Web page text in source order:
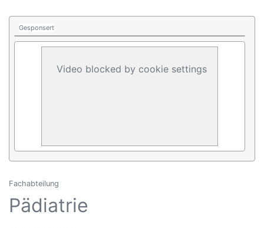
Gesponsert
Video blocked by cookie settings
Fachabteilung
Pädiatrie